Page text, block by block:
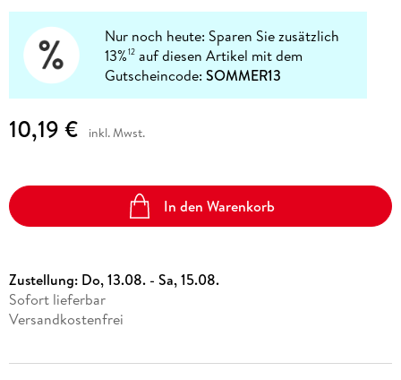
Nur noch heute: Sparen Sie zusätzlich
13%12 auf diesen Artikel mit dem
Gutscheincode:SOMMER13
10,19 € inkl. Mwst.
In den Warenkorb
Zustellung: Do, 13.08. - Sa, 15.08.
Sofort lieferbar
Versandkostenfrei